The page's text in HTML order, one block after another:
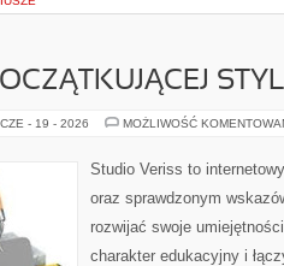
CZE - 19 - 2026 MOŻLIWOŚĆ
Studio Veriss to
oraz sprawdzonym
rozwijać swoje
charakter edukacyjny i